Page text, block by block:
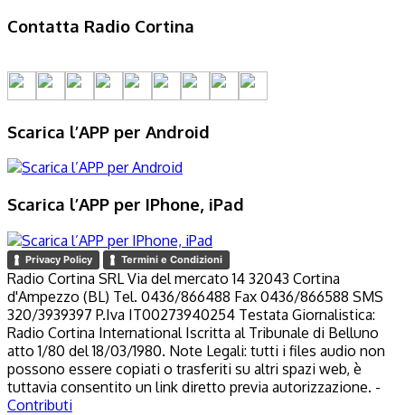
Contatta Radio Cortina
Scarica l’APP per Android
Scarica l’APP per IPhone, iPad
Privacy Policy Termini e Condizioni
Radio Cortina SRL Via del mercato 14 32043 Cortina
d'Ampezzo (BL) Tel. 0436/866488 Fax 0436/866588 SMS
320/3939397 P.Iva IT00273940254 Testata Giornalistica:
Radio Cortina International Iscritta al Tribunale di Belluno
atto 1/80 del 18/03/1980. Note Legali: tutti i files audio non
possono essere copiati o trasferiti su altri spazi web, è
tuttavia consentito un link diretto previa autorizzazione. -
Contributi